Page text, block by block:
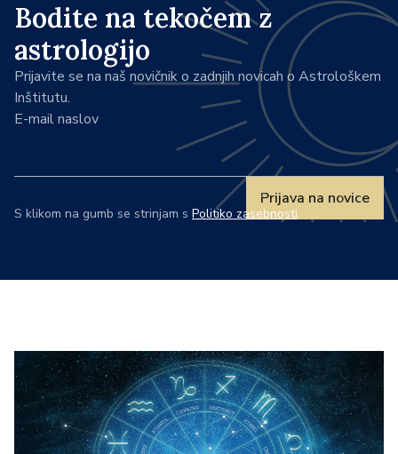
Bodite na tekočem z
astrologijo
Prijavite se na naš novičnik o zadnjih novicah o Astrološkem
Inštitutu.
E-mail naslov
Prijava na novice
S klikom na gumb se strinjam s Politiko zasebnosti.